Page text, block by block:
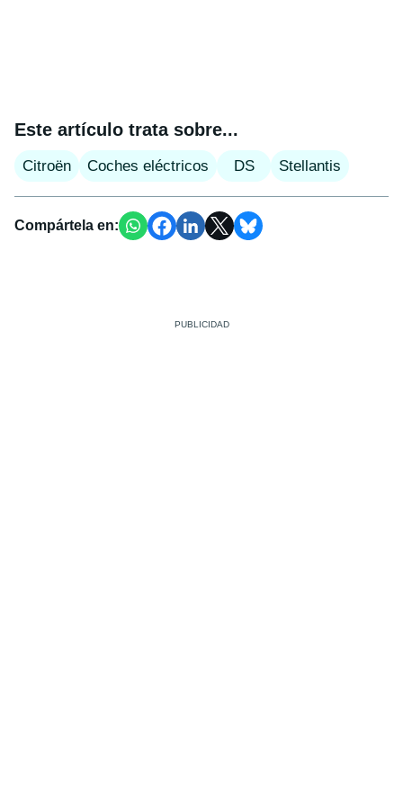
Este artículo trata sobre...
Citroën Coches eléctricos DS Stellantis
Compártela en: